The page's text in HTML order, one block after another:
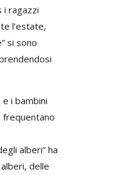
i ragazzi
l’estate,
si sono
e i bambini
frequentano
alberi” ha
delle